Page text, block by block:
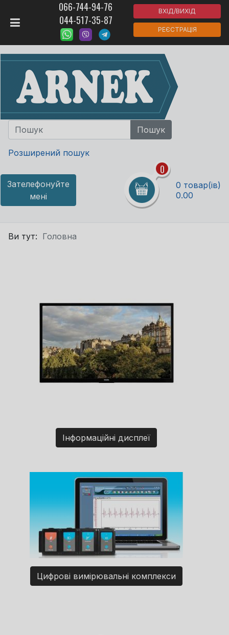
066-744-94-76
044-517-35-87
ВХІД/ВИХІД
РЕЄСТРАЦІЯ
Розширений пошук
Зателефонуйте
мені
0
0 товар(ів)
0.00
Ви тут: Головна
Інформаційні дисплеї
Цифрові вимірювальні комплекси